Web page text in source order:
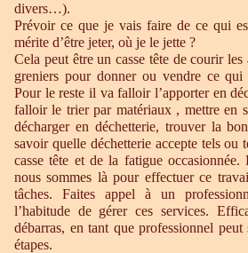
divers…).
Prévoir ce que je vais faire de ce qui
mérite d’être jeter, où je le jette ?
Cela peut être un casse tête de courir
greniers pour donner ou vendre ce qui
Pour le reste il va falloir l’apporter en
falloir le trier par matériaux , mettre en
décharger en déchetterie, trouver la
savoir quelle déchetterie accepte tels
casse tête et de la fatigue occasionnée.
nous sommes là pour effectuer ce
tâches. Faites appel à un
l’habitude de gérer ces services.
débarras, en tant que professionnel peut
étapes.